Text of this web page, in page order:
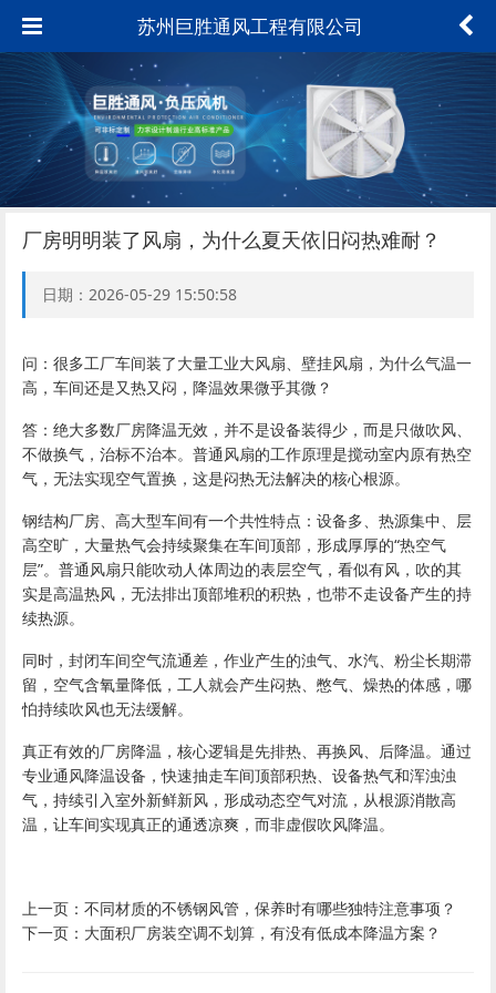
苏州巨胜通风工程有限公司
厂房明明装了风扇，为什么夏天依旧闷热难耐？
日期：2026-05-29 15:50:58
问：很多工厂车间装了大量工业大风扇、壁挂风扇，为什么气温一
高，车间还是又热又闷，降温效果微乎其微？
答：绝大多数厂房降温无效，并不是设备装得少，而是只做吹风、
不做换气，治标不治本。普通风扇的工作原理是搅动室内原有热空
气，无法实现空气置换，这是闷热无法解决的核心根源。
钢结构厂房、高大型车间有一个共性特点：设备多、热源集中、层
高空旷，大量热气会持续聚集在车间顶部，形成厚厚的“热空气
层”。普通风扇只能吹动人体周边的表层空气，看似有风，吹的其
实是高温热风，无法排出顶部堆积的积热，也带不走设备产生的持
续热源。
同时，封闭车间空气流通差，作业产生的浊气、水汽、粉尘长期滞
留，空气含氧量降低，工人就会产生闷热、憋气、燥热的体感，哪
怕持续吹风也无法缓解。
真正有效的厂房降温，核心逻辑是先排热、再换风、后降温。通过
专业通风降温设备，快速抽走车间顶部积热、设备热气和浑浊浊
气，持续引入室外新鲜新风，形成动态空气对流，从根源消散高
温，让车间实现真正的通透凉爽，而非虚假吹风降温。
上一页： 不同材质的不锈钢风管，保养时有哪些独特注意事项？
下一页： 大面积厂房装空调不划算，有没有低成本降温方案？